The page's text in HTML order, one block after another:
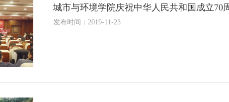
城市与环境学院庆祝中华人民共和国成立70
发布时间：2019-11-23